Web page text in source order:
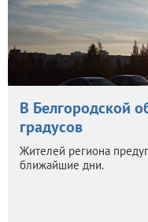
В Белгородской
градусов
Жителей региона
ближайшие дни.